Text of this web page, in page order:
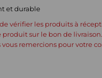
et durable
vérifier les produits à
sur le bon de
vous remercions pour votre